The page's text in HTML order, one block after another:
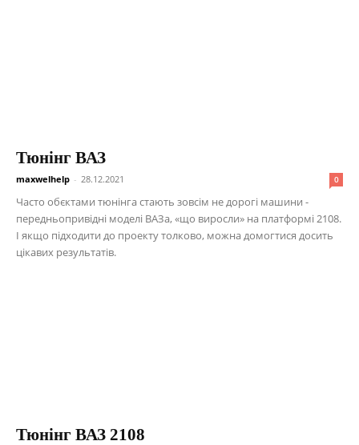
Тюнінг ВАЗ
maxwelhelp - 28.12.2021 0
Часто обєктами тюнінга стають зовсім не дорогі машини -
передньопривідні моделі ВАЗа, «що виросли» на платформі 2108.
І якщо підходити до проекту толково, можна домогтися досить
цікавих результатів.
Тюнінг ВАЗ 2108